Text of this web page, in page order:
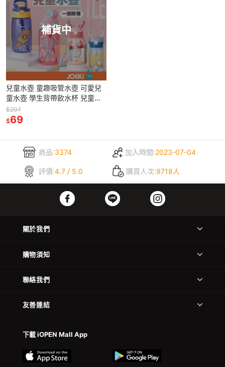
補貨中
兒童水壺 童趣吸管水壺 可愛兒
童水壺 學生背帶飲水杯 兒童水
杯 彈跳水壺【CC0234、
CC0237】
$207
$69
商品:3374 加入時間:2023-07-04
評價:4.7 / 5.0 購買人次:9718人
關於我們
購物須知
聯絡我們
友善連結
下載 iOPEN Mall App